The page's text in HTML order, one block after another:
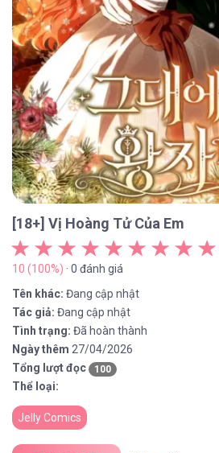
[18+] Vị Hoàng Tử Của Em
10 (100%) · 0 đánh giá
Tên khác: Đang cập nhật
Tác giả: Đang cập nhật
Tình trạng: Đã hoàn thành
Ngày thêm 27/04/2026
Tổng lượt đọc
100
Thể loại:
Jelly Comics